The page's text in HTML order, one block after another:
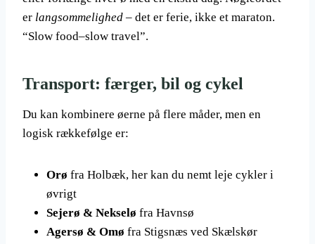
er langsommelighed – det er ferie, ikke et maraton.
“Slow food–slow travel”.
Transport: færger, bil og cykel
Du kan kombinere øerne på flere måder, men en
logisk rækkefølge er:
Orø fra Holbæk, her kan du nemt leje cykler i
øvrigt
Sejerø & Nekselø fra Havnsø
Agersø & Omø fra Stigsnæs ved Skælskør